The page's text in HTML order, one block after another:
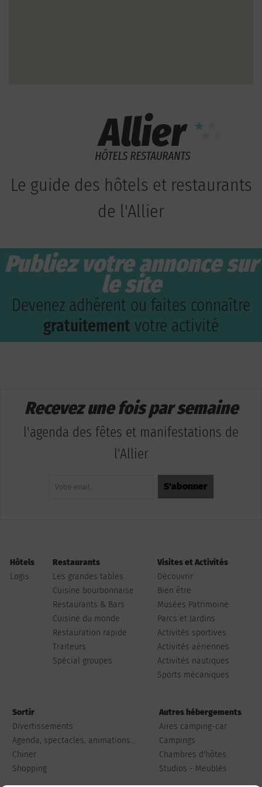
Le guide des hôtels et restaurants
de l'Allier
Publiez votre annonce sur
le site
Devenez adhérent ou faites connaître
gratuitement votre activité
Recevez une fois par semaine
l'agenda des fêtes et manifestations de
l'Allier
Hôtels
Logis
Restaurants
Les grandes tables
Cuisine bourbonnaise
Restaurants & Bars
Cuisine du monde
Restauration rapide
Traiteurs
Spécial groupes
Visites et Activités
Découvrir
Bien être
Musées Patrimoine
Parcs et Jardins
Activités sportives
Activités aériennes
Activités nautiques
Sports mécaniques
Sortir
Divertissements
Agenda, spectacles, animations...
Chiner
Shopping
Autres hébergements
Aires camping-car
Campings
Chambres d'hôtes
Studios - Meublés